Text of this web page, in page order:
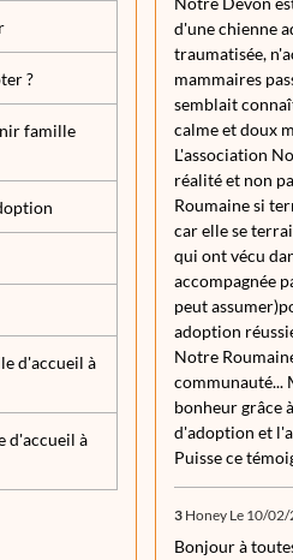
d'une chienne
traumatisée,
mammaires
semblait
calme et doux
L'association
réalité et non
Roumaine si
car elle se
qui ont vécu
accompagnée
peut
adoption
Notre
communauté...
bonheur grâce
d'adoption et
Puisse ce
3 Honey Le 10/
Bonjour à
?
famille
d'accueil à
d'accueil à